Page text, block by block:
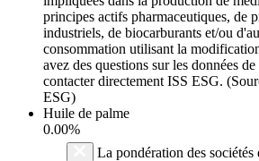
principes actifs pharmaceutiques, de
industriels, de biocarburants et/ou
consommation utilisant la
avez des questions sur les données
contacter directement ISS ESG.
ESG)
Huile de palme
0.00%
La pondération des